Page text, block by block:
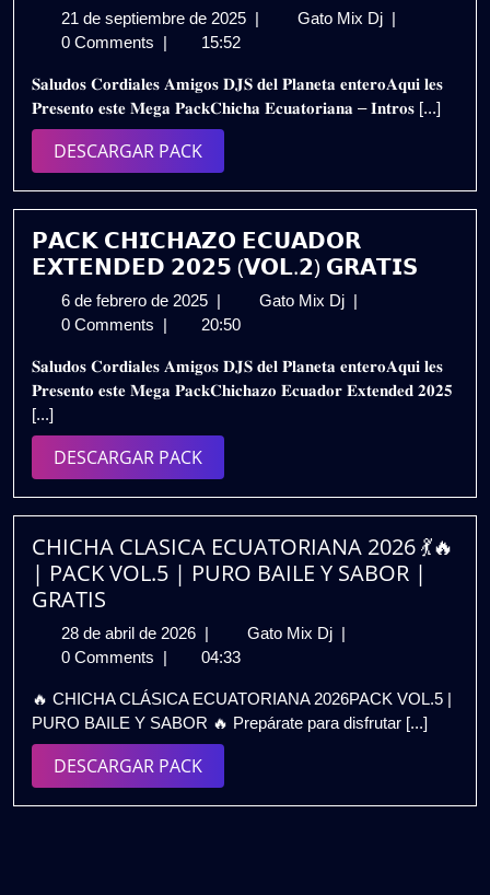
21 de septiembre de 2025 21
de
2025
| Gato Mix Dj CHICHA
REMIX
2K25
Gratis
|
0 Comments | 15:52
𝐒𝐚𝐥𝐮𝐝𝐨𝐬 𝐂𝐨𝐫𝐝𝐢𝐚𝐥𝐞𝐬 𝐀𝐦𝐢𝐠𝐨𝐬 𝐃𝐉𝐒 𝐝𝐞𝐥 𝐏𝐥𝐚𝐧𝐞𝐭𝐚 𝐞𝐧𝐭𝐞𝐫𝐨𝐀𝐪𝐮𝐢 𝐥𝐞𝐬
𝐏𝐫𝐞𝐬𝐞𝐧𝐭𝐨 𝐞𝐬𝐭𝐞 𝐌𝐞𝐠𝐚 𝐏𝐚𝐜𝐤𝐂𝐡𝐢𝐜𝐡𝐚 𝐄𝐜𝐮𝐚𝐭𝐨𝐫𝐢𝐚𝐧𝐚 – 𝐈𝐧𝐭𝐫𝐨𝐬 [...]
DESCARGAR PACKDESCARGAR
PACK
𝗣𝗔𝗖𝗞 𝗖𝗛𝗜𝗖𝗛𝗔𝗭𝗢 𝗘𝗖𝗨𝗔𝗗𝗢𝗥
𝗘𝗫𝗧𝗘𝗡𝗗𝗘𝗗 𝟮𝟬𝟮𝟱 (𝗩𝗢𝗟.𝟮) 𝗚𝗥𝗔𝗧𝗜𝗦
6 de febrero de 2025 6
de
de
2025
| Gato Mix Dj 𝗣𝗔𝗖𝗞
𝗘𝗫𝗧𝗘𝗡𝗗𝗘𝗗
𝟮𝟬𝟮𝟱
|
0 Comments | 20:50
𝐒𝐚𝐥𝐮𝐝𝐨𝐬 𝐂𝐨𝐫𝐝𝐢𝐚𝐥𝐞𝐬 𝐀𝐦𝐢𝐠𝐨𝐬 𝐃𝐉𝐒 𝐝𝐞𝐥 𝐏𝐥𝐚𝐧𝐞𝐭𝐚 𝐞𝐧𝐭𝐞𝐫𝐨𝐀𝐪𝐮𝐢 𝐥𝐞𝐬
𝐏𝐫𝐞𝐬𝐞𝐧𝐭𝐨 𝐞𝐬𝐭𝐞 𝐌𝐞𝐠𝐚 𝐏𝐚𝐜𝐤𝐂𝐡𝐢𝐜𝐡𝐚𝐳𝐨 𝐄𝐜𝐮𝐚𝐝𝐨𝐫 𝐄𝐱𝐭𝐞𝐧𝐝𝐞𝐝 𝟐𝟎𝟐𝟓
[...]
DESCARGAR PACKDESCARGAR
PACK
CHICHA CLASICA ECUATORIANA 2026 💃🔥
| PACK VOL.5 | PURO BAILE Y SABOR |
GRATIS
28 de abril de 2026 28
de
de
2026
| Gato Mix Dj CHICHA
2026
💃
|
0 Comments | 04:33
🔥 CHICHA CLÁSICA ECUATORIANA 2026PACK VOL.5 |
PURO BAILE Y SABOR 🔥 Prepárate para disfrutar [...]
DESCARGAR PACKDESCARGAR
PACK